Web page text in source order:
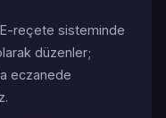
E-reçete sisteminde
düzenler;
eczanede